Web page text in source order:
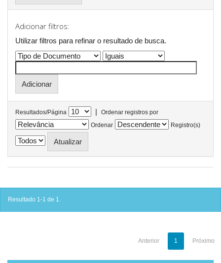
Adicionar filtros:
Utilizar filtros para refinar o resultado de busca.
Resultados/Página |
Ordenar registros por
Ordenar
Registro(s)
Resultado 1-1 de 1.
Anterior 1 Próximo